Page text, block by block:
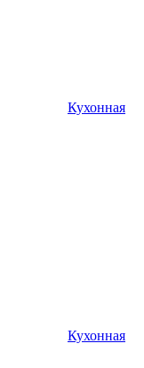
Кухонная
Кухонная